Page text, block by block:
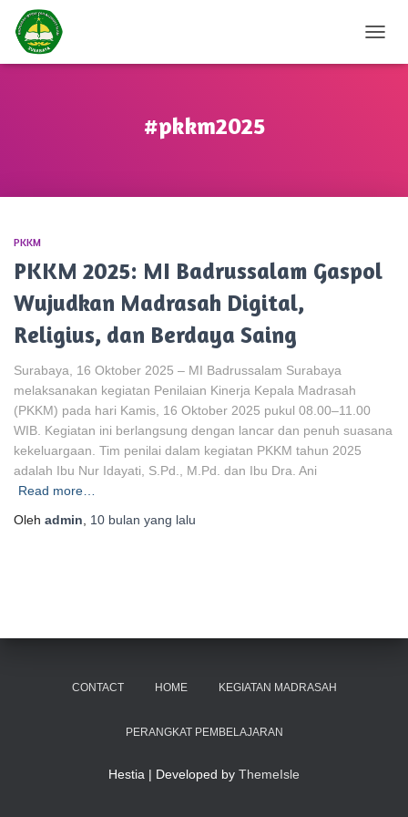
#pkkm2025
PKKM
PKKM 2025: MI Badrussalam Gaspol
Wujudkan Madrasah Digital,
Religius, dan Berdaya Saing
Surabaya, 16 Oktober 2025 – MI Badrussalam Surabaya
melaksanakan kegiatan Penilaian Kinerja Kepala Madrasah
(PKKM) pada hari Kamis, 16 Oktober 2025 pukul 08.00–11.00
WIB. Kegiatan ini berlangsung dengan lancar dan penuh suasana
kekeluargaan. Tim penilai dalam kegiatan PKKM tahun 2025
adalah Ibu Nur Idayati, S.Pd., M.Pd. dan Ibu Dra. Ani
Read more…
Oleh admin 10 bulan yang lalu
CONTACT HOME KEGIATAN MADRASAH
PERANGKAT PEMBELAJARAN
Hestia | Developed by ThemeIsle